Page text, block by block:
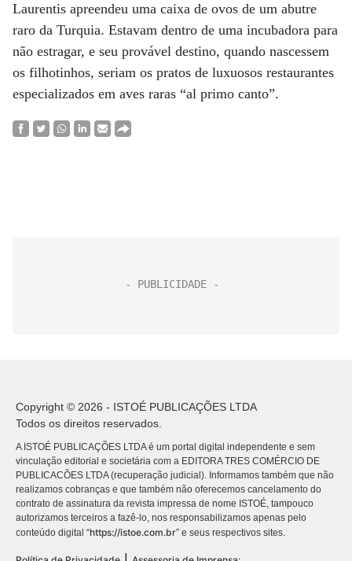
Laurentis apreendeu uma caixa de ovos de um abutre
raro da Turquia. Estavam dentro de uma incubadora para
não estragar, e seu provável destino, quando nascessem
os filhotinhos, seriam os pratos de luxuosos restaurantes
especializados em aves raras “al primo canto”.
Copyright © 2026 - ISTOÉ PUBLICAÇÕES LTDA
Todos os direitos reservados.
A ISTOÉ PUBLICAÇÕES LTDA é um portal digital independente e sem
vinculação editorial e societária com a EDITORA TRES COMÉRCIO DE
PUBLICACÕES LTDA (recuperação judicial). Informamos também que não
realizamos cobranças e que também não oferecemos cancelamento do
contrato de assinatura da revista impressa de nome ISTOÉ, tampouco
autorizamos terceiros a fazê-lo, nos responsabilizamos apenas pelo
conteúdo digital “https://istoe.com.br” e seus respectivos sites.